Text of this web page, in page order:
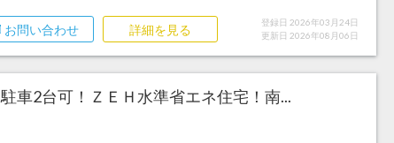
お問い合わせ 詳細を見る
登録日 2026年03月24日
更新日 2026年08月06日
2台可！ＺＥＨ水準省エネ住宅！南...